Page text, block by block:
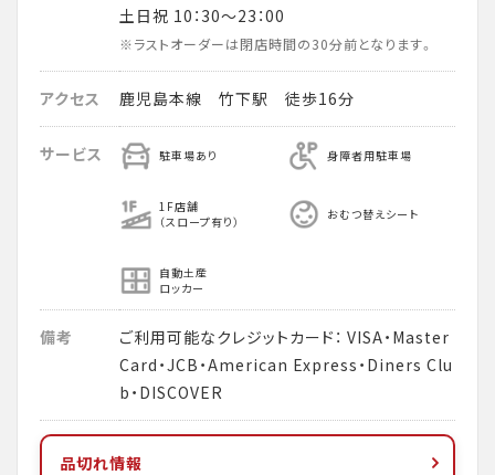
土日祝 10：30～23：00
※ラストオーダーは閉店時間の30分前となります。
アクセス 鹿児島本線 竹下駅 徒歩16分
サービス 駐車場あり 身障者用駐車場
1F店舗
（スロープ有り）
おむつ替えシート
自動土産
ロッカー
備考
ご利用可能なクレジットカード： VISA・Master
Card・JCB・American Express・Diners Clu
b・DISCOVER
品切れ情報